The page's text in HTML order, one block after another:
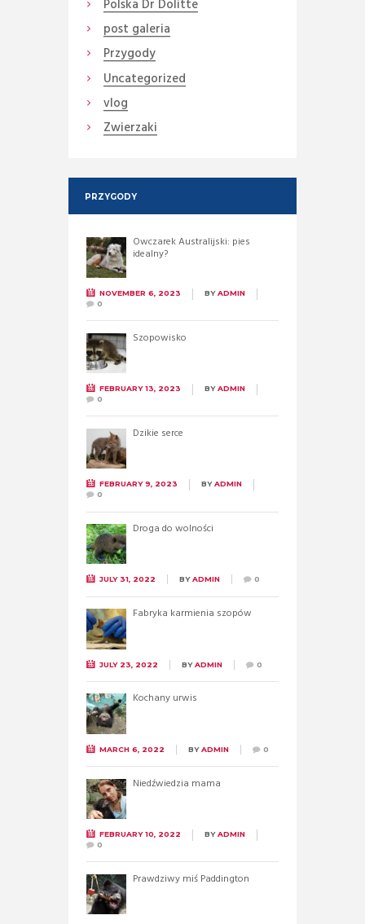
Polska Dr Dolitte
post galeria
Przygody
Uncategorized
vlog
Zwierzaki
PRZYGODY
Owczarek Australijski: pies
idealny?
NOVEMBER 6, 2023 BYADMIN
0
Szopowisko
FEBRUARY 13, 2023 BYADMIN
0
Dzikie serce
FEBRUARY 9, 2023 BYADMIN
0
Droga do wolności
JULY 31, 2022 BYADMIN 0
Fabryka karmienia szopów
JULY 23, 2022 BYADMIN 0
Kochany urwis
MARCH 6, 2022 BYADMIN 0
Niedźwiedzia mama
FEBRUARY 10, 2022 BYADMIN
0
Prawdziwy miś Paddington